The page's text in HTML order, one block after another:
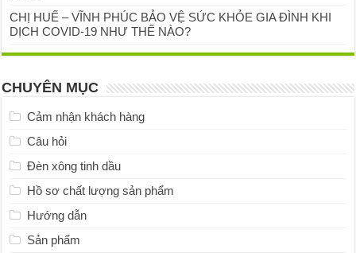
CHỊ HUẾ – VĨNH PHÚC BẢO VỆ SỨC KHỎE GIA ĐÌNH KHI
DỊCH COVID-19 NHƯ THẾ NÀO?
CHUYÊN MỤC
Cảm nhận khách hàng
Câu hỏi
Đèn xông tinh dầu
Hồ sơ chất lượng sản phẩm
Hướng dẫn
Sản phẩm